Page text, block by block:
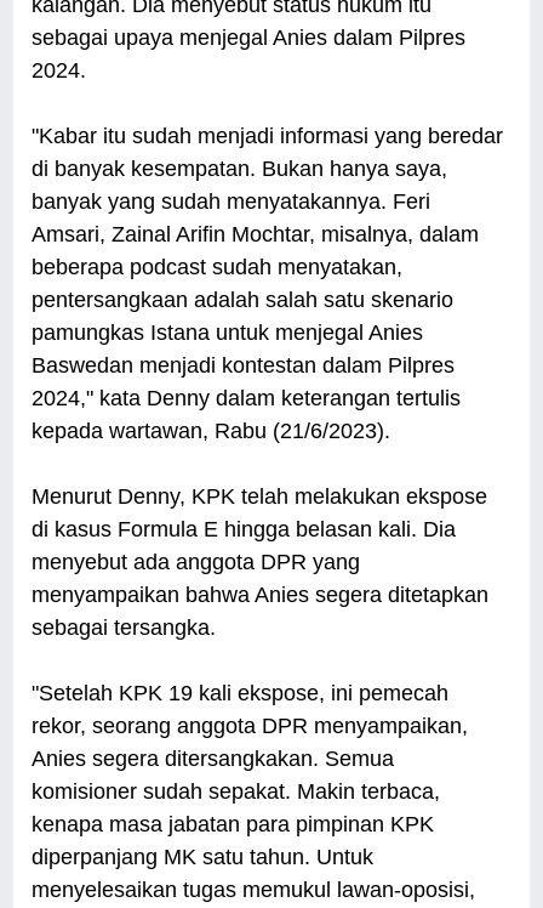
sebagai upaya menjegal Anies dalam Pilpres
2024.
"Kabar itu sudah menjadi informasi yang beredar
di banyak kesempatan. Bukan hanya saya,
banyak yang sudah menyatakannya. Feri
Amsari, Zainal Arifin Mochtar, misalnya, dalam
beberapa podcast sudah menyatakan,
pentersangkaan adalah salah satu skenario
pamungkas Istana untuk menjegal Anies
Baswedan menjadi kontestan dalam Pilpres
2024," kata Denny dalam keterangan tertulis
kepada wartawan, Rabu (21/6/2023).
Menurut Denny, KPK telah melakukan ekspose
di kasus Formula E hingga belasan kali. Dia
menyebut ada anggota DPR yang
menyampaikan bahwa Anies segera ditetapkan
sebagai tersangka.
"Setelah KPK 19 kali ekspose, ini pemecah
rekor, seorang anggota DPR menyampaikan,
Anies segera ditersangkakan. Semua
komisioner sudah sepakat. Makin terbaca,
kenapa masa jabatan para pimpinan KPK
diperpanjang MK satu tahun. Untuk
menyelesaikan tugas memukul lawan-oposisi,